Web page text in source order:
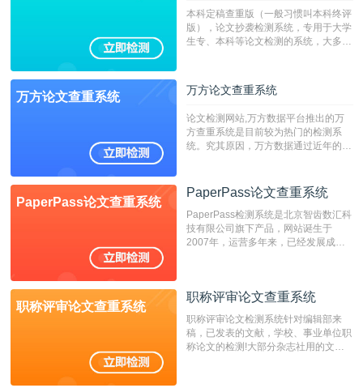
本科定稿查重版（一般习惯叫本科终评
版），论文抄袭检测系统，专用于大学
生专、本科等论文检测的系统，大多数
万方论文查重系统 万方论文查重系统
论文检测网站,万方数据平台推出的万
方查重系统是目前较为热门的检测系
统。究其原因，万方数据通过近年的发
检测系统，其真实性和权威性无可厚
非。其次，相对于知网而言，万方检测
费用少，上手容易，是学生初次论文查
重的推荐系统。
PaperPass论文查重系统
PaperPass论文查重系统
PaperPass检测系统是北京智齿数汇科
技有限公司旗下产品，网站诞生于
2007年，运营多年来，已经发展成为
检测速度快、精度高，市场反映良好。
职称评审论文查重系统
职称评审论文查重系统
职称评审论文检测系统针对编辑部来
稿，已发表的文献，学校、事业单位职
称论文的检测!大部分杂志社用的文献